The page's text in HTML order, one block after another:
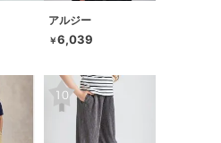
アルジー
￥6,039